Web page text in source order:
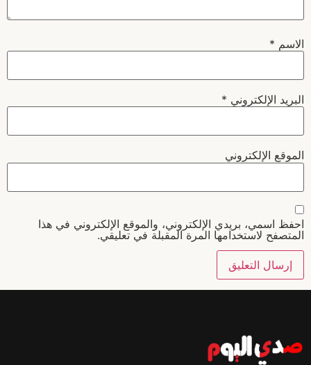
الاسم *
البريد الإلكتروني *
الموقع الإلكتروني
احفظ اسمي، بريدي الإلكتروني، والموقع الإلكتروني في هذا
المتصفح لاستخدامها المرة المقبلة في تعليقي.